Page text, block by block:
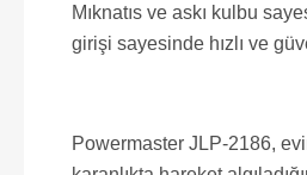
Mıknatıs ve askı kulbu
girişi sayesinde hızlı ve
Powermaster JLP-2186,